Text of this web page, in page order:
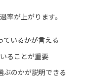
率が上がります。
ているかが言える
ることが重要
ぶのかが説明できる